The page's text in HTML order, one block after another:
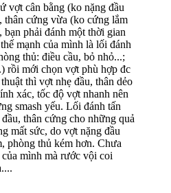
vợt cân bằng (ko nặng đầu
thân cứng vừa (ko cứng lắm
bạn phải đánh một thời gian
mạnh của mình là lối đánh
thủ: điều cầu, bỏ nhỏ...;
rồi mới chọn vợt phù hợp đc
thì vợt nhẹ đầu, thân dẻo
xác, tốc độ vợt nhanh nên
smash yếu. Lối đánh tấn
thân cứng cho những quả
mất sức, do vợt nặng đầu
phòng thủ kém hơn. Chưa
mình mà rước vội coi